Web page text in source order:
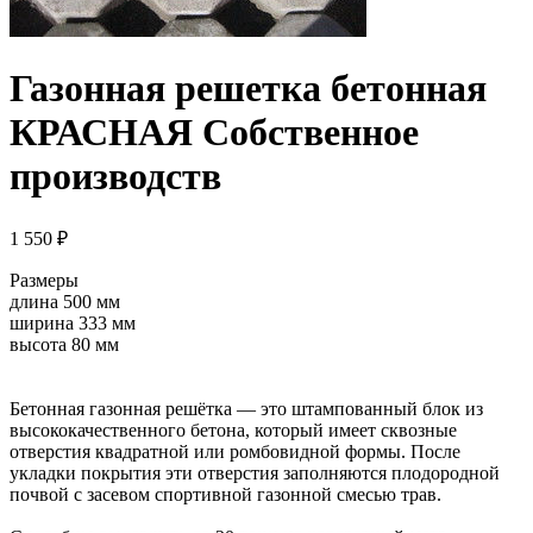
Газонная решетка бетонная
КРАСНАЯ Собственное
производств
1 550 ₽
Размеры
длина 500 мм
ширина 333 мм
высота 80 мм
Бетонная газонная решётка — это штампованный блок из
высококачественного бетона, который имеет сквозные
отверстия квадратной или ромбовидной формы. После
укладки покрытия эти отверстия заполняются плодородной
почвой с засевом спортивной газонной смесью трав.